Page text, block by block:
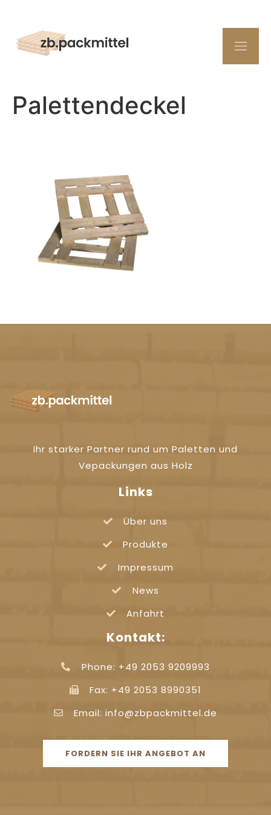
Palettendeckel
Ihr starker Partner rund um Paletten und
Vepackungen aus Holz
Links
Über uns
Produkte
Impressum
News
Anfahrt
Kontakt:
Phone: +49 2053 9209993
Fax: +49 2053 8990351
Email: info@zbpackmittel.de
FORDERN SIE IHR ANGEBOT AN